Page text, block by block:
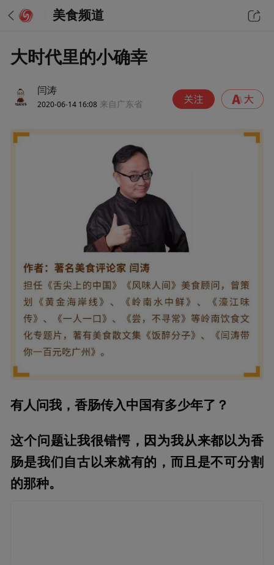
美食频道
大时代里的小确幸
闫涛
2020-06-14 16:08 来自广东省
有人问我，香肠传入中国有多少年了？
这个问题让我很错愕，因为我从来都以为香
肠是我们自古以来就有的，而且是不可分割
的那种。